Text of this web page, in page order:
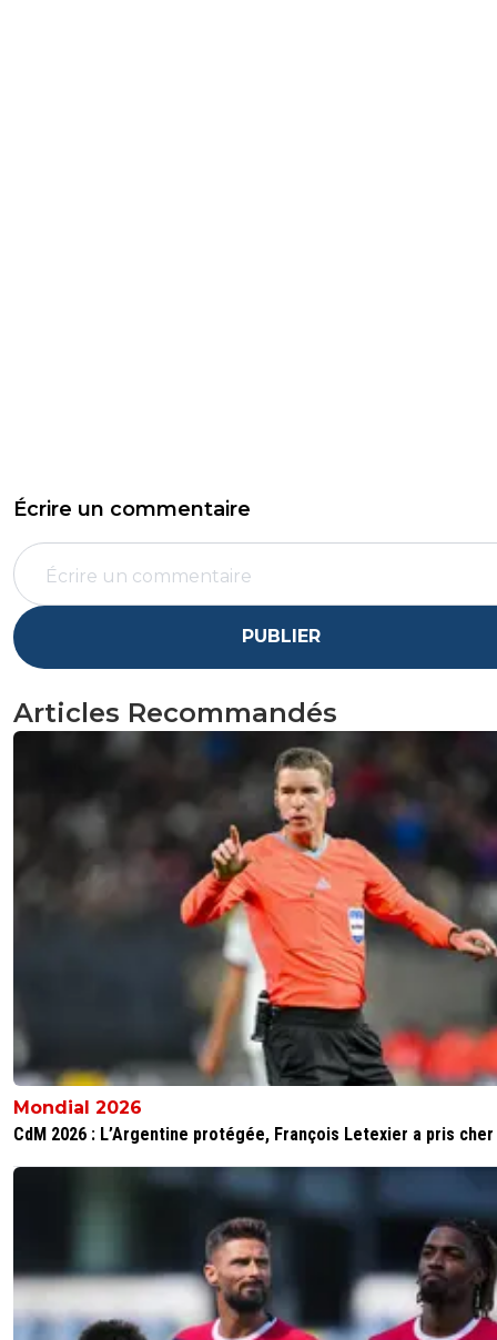
Écrire un commentaire
PUBLIER
Articles Recommandés
Mondial 2026
CdM 2026 : L’Argentine protégée, François Letexier a pris cher